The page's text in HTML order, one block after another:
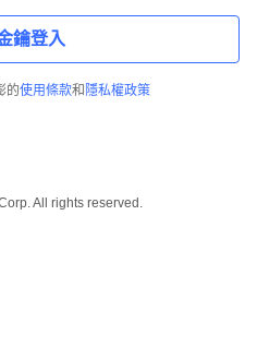
鑰登入
的使用條款和 隱私權政策
All rights reserved.